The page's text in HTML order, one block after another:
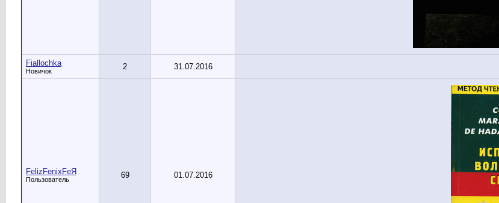
Fiallochka
Новичок 2 31.07.2016
FelizFenixFeЯ
Пользователь 69 01.07.2016